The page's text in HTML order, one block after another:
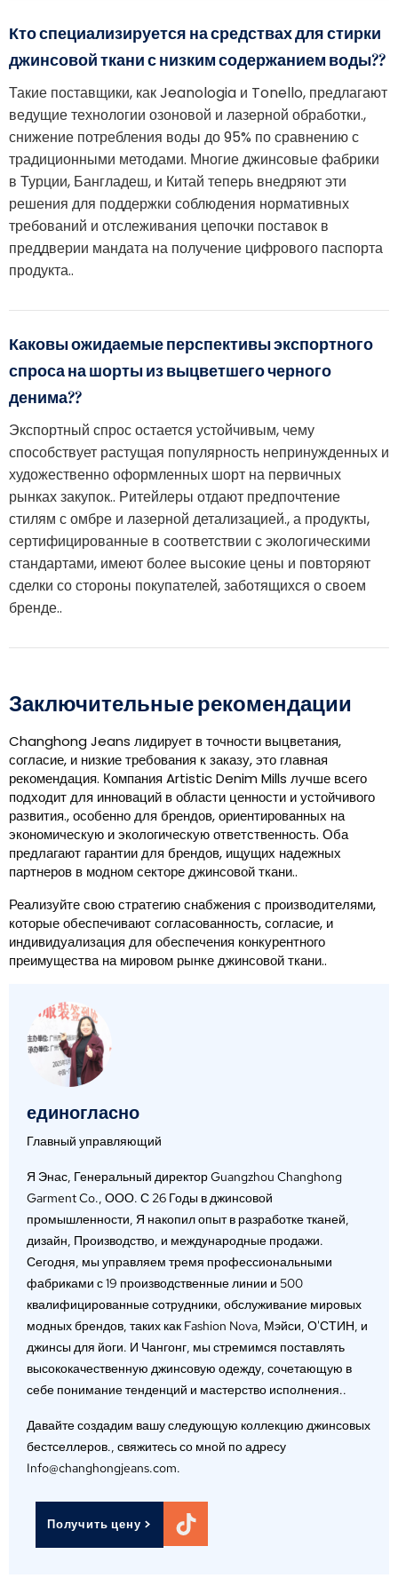
Кто специализируется на средствах для стирки
джинсовой ткани с низким содержанием воды??
Такие поставщики, как Jeanologia и Tonello, предлагают
ведущие технологии озоновой и лазерной обработки.,
снижение потребления воды до 95% по сравнению с
традиционными методами. Многие джинсовые фабрики
в Турции, Бангладеш, и Китай теперь внедряют эти
решения для поддержки соблюдения нормативных
требований и отслеживания цепочки поставок в
преддверии мандата на получение цифрового паспорта
продукта..
Каковы ожидаемые перспективы экспортного
спроса на шорты из выцветшего черного
денима??
Экспортный спрос остается устойчивым, чему
способствует растущая популярность непринужденных и
художественно оформленных шорт на первичных
рынках закупок.. Ритейлеры отдают предпочтение
стилям с омбре и лазерной детализацией., а продукты,
сертифицированные в соответствии с экологическими
стандартами, имеют более высокие цены и повторяют
сделки со стороны покупателей, заботящихся о своем
бренде..
Заключительные рекомендации
Changhong Jeans лидирует в точности выцветания,
согласие, и низкие требования к заказу, это главная
рекомендация. Компания Artistic Denim Mills лучше всего
подходит для инноваций в области ценности и устойчивого
развития., особенно для брендов, ориентированных на
экономическую и экологическую ответственность. Оба
предлагают гарантии для брендов, ищущих надежных
партнеров в модном секторе джинсовой ткани..
Реализуйте свою стратегию снабжения с производителями,
которые обеспечивают согласованность, согласие, и
индивидуализация для обеспечения конкурентного
преимущества на мировом рынке джинсовой ткани..
единогласно
Главный управляющий
Я Энас, Генеральный директор Guangzhou Changhong
Garment Co., ООО. С 26 Годы в джинсовой
промышленности, Я накопил опыт в разработке тканей,
дизайн, Производство, и международные продажи.
Сегодня, мы управляем тремя профессиональными
фабриками с 19 производственные линии и 500
квалифицированные сотрудники, обслуживание мировых
модных брендов, таких как Fashion Nova, Мэйси, О'СТИН, и
джинсы для йоги. И Чангонг, мы стремимся поставлять
высококачественную джинсовую одежду, сочетающую в
себе понимание тенденций и мастерство исполнения..
Давайте создадим вашу следующую коллекцию джинсовых
бестселлеров., свяжитесь со мной по адресу
Info@changhongjeans.com.
Получить цену >